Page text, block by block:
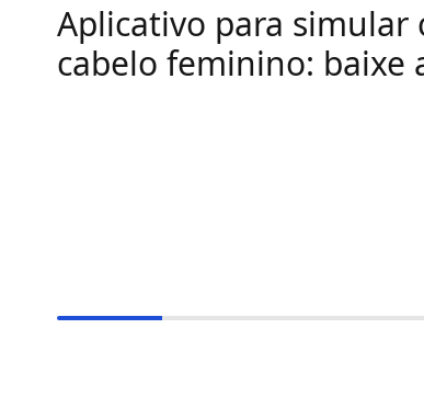
Aplicativo para simular
cabelo feminino: baixe